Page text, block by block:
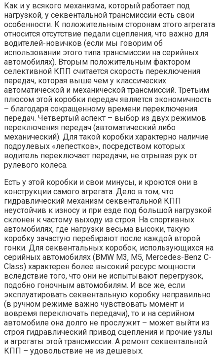
Как и у всякого механизма, который работает под
нагрузкой, у секвентальной трансмиссии есть свои
особенности. К положительным сторонам этого агрегата
относится отсутствие педали сцепления, что важно для
водителей-новичков (если мы говорим об
использовании этого типа трансмиссии на серийных
автомобилях). Вторым положительным фактором
селективной КПП считается скорость переключения
передач, которая выше чем у классических
автоматической и механической трансмиссий. Третьим
плюсом этой коробки передач является экономичность
– благодаря сокращенному времени переключения
передач. Четвертый аспект – выбор из двух режимов
переключения передач (автоматический либо
механический). Для такой коробки характерно наличие
подрулевых «лепестков», посредством которых
водитель переключает передачи, не отрывая рук от
рулевого колеса.
Есть у этой коробки и свои минусы, и кроются они в
конструкции самого агрегата. Дело в том, что
гидравлический механизм секвентальной КПП
неустойчив к износу и при езде под большой нагрузкой
склонен к частому выходу из строя. На спортивных
автомобилях, где нагрузки весьма высоки, такую
коробку зачастую перебирают после каждой второй
гонки. Для секвентальных коробок, использующихся на
серийных автомобилях (BMW M3, M5, Mercedes-Benz C-
Class) характерен более высокий ресурс мощности
вследствие того, что они не испытывают перегрузок,
подобно гоночным автомобилям. И все же, если
эксплуатировать секвентальную коробку неправильно
(в ручном режиме важно чувствовать момент и
вовремя переключать передачи), то и на серийном
автомобиле она долго не прослужит – может выйти из
строя гидравлический привод сцепления и прочие узлы
и агрегаты этой трансмиссии. А ремонт секвентальной
КПП – удовольствие не из дешевых.